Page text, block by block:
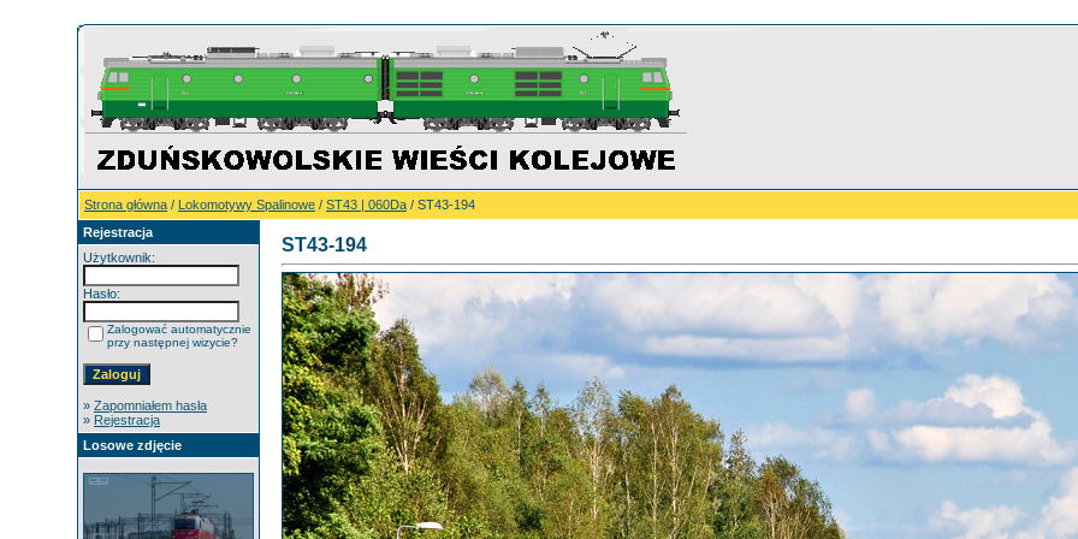
Strona główna / Lokomotywy Spalinowe / ST43 | 060Da / ST43-194
Rejestracja
Użytkownik:
Hasło:
Zalogować automatycznie
przy następnej wizycie?
» Zapomniałem hasła
» Rejestracja
Losowe zdjęcie
ST43-194